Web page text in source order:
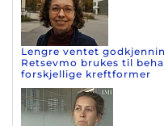
Lengre ventet
Retsevmo brukes til
forskjellige kreftformer